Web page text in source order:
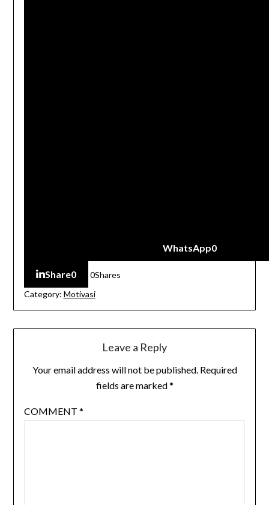
WhatsApp0
Share0 0Shares
Category: Motivasi
Leave a Reply
Your email address will not be published. Required
fields are marked*
COMMENT *